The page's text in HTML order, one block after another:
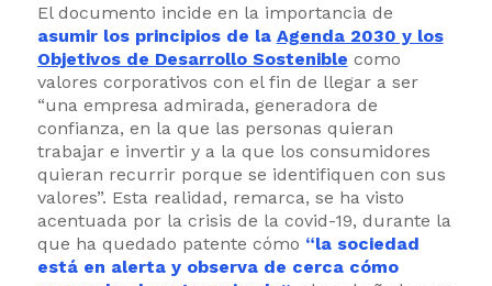
El documento incide en la importancia de
asumir los principios de la Agenda 2030 y los
Objetivos de Desarrollo Sostenible como
valores corporativos con el fin de llegar a ser
“una empresa admirada, generadora de
confianza, en la que las personas quieran
trabajar e invertir y a la que los consumidores
quieran recurrir porque se identifiquen con sus
valores”. Esta realidad, remarca, se ha visto
acentuada por la crisis de la covid-19, durante la
que ha quedado patente cómo “la sociedad
está en alerta y observa de cerca cómo